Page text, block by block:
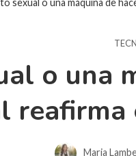
sexual o una máquina de
o una
Maria